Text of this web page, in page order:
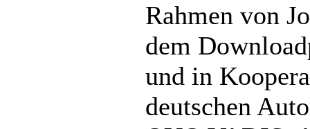
Rahmen von
dem
und in
deutschen